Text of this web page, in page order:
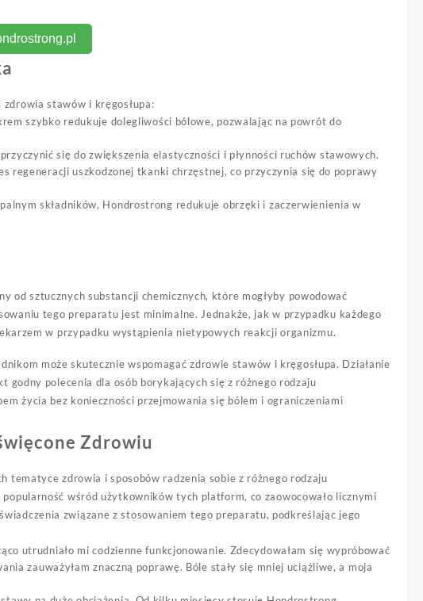
stawów i kręgosłupa:
szybko redukuje dolegliwości bólowe, pozwalając na powrót do
się do zwiększenia elastyczności i płynności ruchów stawowych.
regeneracji uszkodzonej tkanki chrzęstnej, co przyczynia się do poprawy
składników, Hondrostrong redukuje obrzęki i zaczerwienienia w
od sztucznych substancji chemicznych, które mogłyby powodować
tego preparatu jest minimalne. Jednakże, jak w przypadku każdego
w przypadku wystąpienia nietypowych reakcji organizmu.
może skutecznie wspomagać zdrowie stawów i kręgosłupa. Działanie
polecenia dla osób borykających się z różnego rodzaju
życia bez konieczności przejmowania się bólem i ograniczeniami
Zdrowiu
tematyce zdrowia i sposobów radzenia sobie z różnego rodzaju
wśród użytkowników tych platform, co zaowocowało licznymi
związane z stosowaniem tego preparatu, podkreślając jego
utrudniało mi codzienne funkcjonowanie. Zdecydowałam się wypróbować
zauważyłam znaczną poprawę. Bóle stały się mniej uciążliwe, a moja